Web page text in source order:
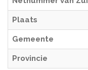
Plaats
Gemeente
Provincie